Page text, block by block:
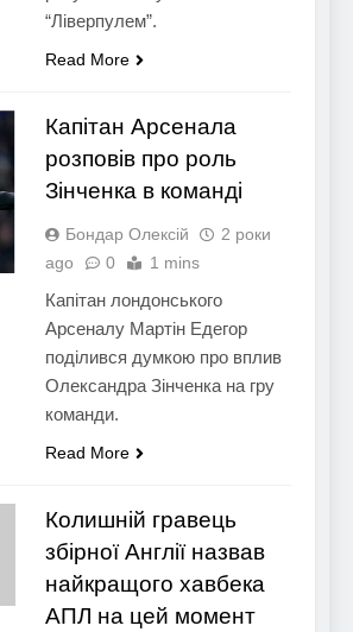
“Ліверпулем”.
Read More
Капітан Арсенала
розповів про роль
Зінченка в команді
Бондар Олексій
2 роки
ago
0 1 mins
Капітан лондонського
Арсеналу Мартін Едегор
поділився думкою про вплив
Олександра Зінченка на гру
команди.
Read More
Колишній гравець
збірної Англії назвав
найкращого хавбека
АПЛ на цей момент